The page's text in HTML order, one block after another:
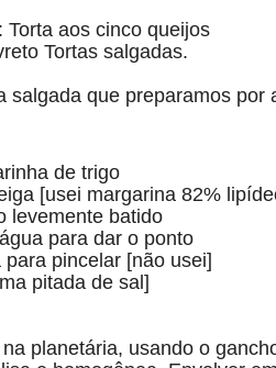
Torta aos cinco queijos
Tortas salgadas.
salgada que preparamos por
de trigo
[usei margarina 82%
levemente batido
para dar o ponto
para pincelar [não usei]
pitada de sal]
planetária, usando o